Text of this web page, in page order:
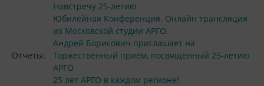
Отчеты:
Навстречу 25-летию
Юбилейная Конференция. Онлайн трансляция
из Московской студии АРГО.
Андрей Борисович приглашает на
Торжественный приём, посвящённый 25-летию
АРГО
25 лет АРГО в каждом регионе!